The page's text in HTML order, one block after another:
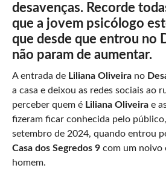
desavenças. Recorde
que a jovem psicólogo
que desde que entrou no
não param de aumentar.
A entrada de Liliana Oliveirano
a casa e deixou as redes sociais ao
perceber quem é Liliana Oliveira e
fizeram ficar conhecida pelo
setembro de 2024, quando entrou
Casa dos Segredos 9com um noivo
homem.